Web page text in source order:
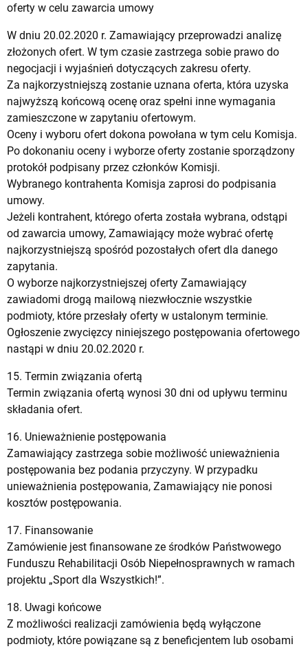
oferty w celu zawarcia umowy
W dniu 20.02.2020 r. Zamawiający przeprowadzi analizę
złożonych ofert. W tym czasie zastrzega sobie prawo do
negocjacji i wyjaśnień dotyczących zakresu oferty.
Za najkorzystniejszą zostanie uznana oferta, która uzyska
najwyższą końcową ocenę oraz spełni inne wymagania
zamieszczone w zapytaniu ofertowym.
Oceny i wyboru ofert dokona powołana w tym celu Komisja.
Po dokonaniu oceny i wyborze oferty zostanie sporządzony
protokół podpisany przez członków Komisji.
Wybranego kontrahenta Komisja zaprosi do podpisania
umowy.
Jeżeli kontrahent, którego oferta została wybrana, odstąpi
od zawarcia umowy, Zamawiający może wybrać ofertę
najkorzystniejszą spośród pozostałych ofert dla danego
zapytania.
O wyborze najkorzystniejszej oferty Zamawiający
zawiadomi drogą mailową niezwłocznie wszystkie
podmioty, które przesłały oferty w ustalonym terminie.
Ogłoszenie zwycięzcy niniejszego postępowania ofertowego
nastąpi w dniu 20.02.2020 r.
15. Termin związania ofertą
Termin związania ofertą wynosi 30 dni od upływu terminu
składania ofert.
16. Unieważnienie postępowania
Zamawiający zastrzega sobie możliwość unieważnienia
postępowania bez podania przyczyny. W przypadku
unieważnienia postępowania, Zamawiający nie ponosi
kosztów postępowania.
17. Finansowanie
Zamówienie jest finansowane ze środków Państwowego
Funduszu Rehabilitacji Osób Niepełnosprawnych w ramach
projektu „Sport dla Wszystkich!”.
18. Uwagi końcowe
Z możliwości realizacji zamówienia będą wyłączone
podmioty, które powiązane są z beneficjentem lub osobami